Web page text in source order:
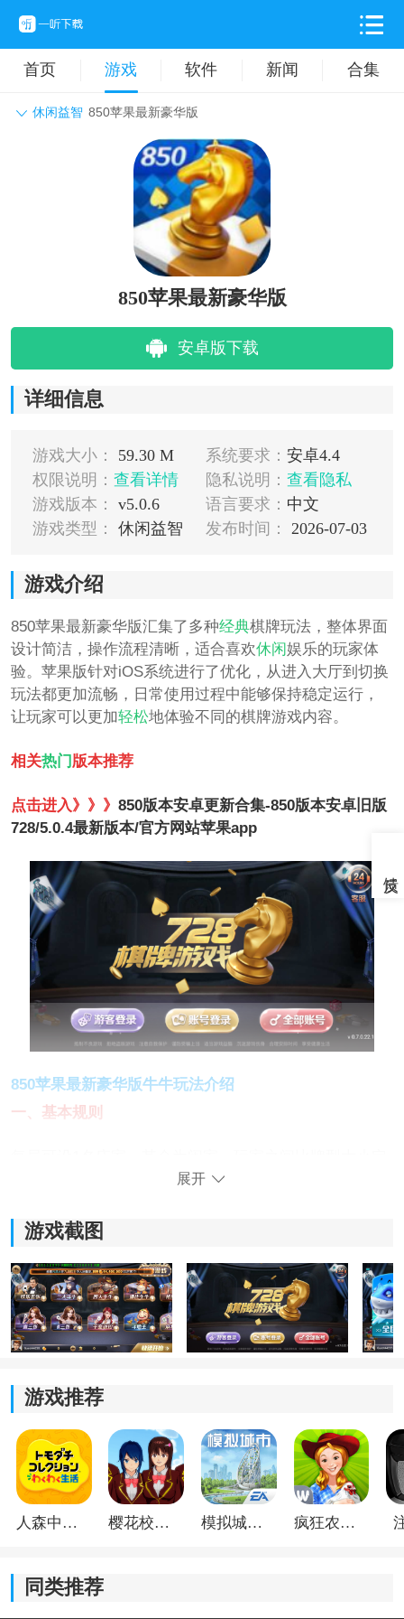
首页 游戏 软件 新闻 合集
休闲益智 850苹果最新豪华版
动作格斗 休闲益智
卡牌对战 音乐舞蹈
挂机养成
850苹果最新豪华版
安卓版下载
详细信息
游戏大小： 59.30 M 系统要求： 安卓4.4
权限说明： 查看详情 隐私说明： 查看隐私
游戏版本：
v5.0.6 语言要求： 中文
游戏类型：
休闲益智 发布时间： 2026-07-03
游戏介绍
850苹果最新豪华版汇集了多种经典棋牌玩法，整体界面
设计简洁，操作流程清晰，适合喜欢休闲娱乐的玩家体
验。苹果版针对iOS系统进行了优化，从进入大厅到切换
玩法都更加流畅，日常使用过程中能够保持稳定运行，
让玩家可以更加轻松地体验不同的棋牌游戏内容。
相关热门 版本推荐
点击进入》》》 850版本安卓更新合集-850版本安卓旧版
728/5.0.4最新版本/官方网站苹果app
850苹果最新豪华版牛牛玩法介绍
一、基本规则
每人发5张牌，花色不影响牌力，只看点数：A=1点，2–
10按牌面数字计，J/Q/K都算10点。
需从5张牌中选出3张，凑成点数之和为10的整数倍（即
10、20、30），这一步叫“成牛”。
剩下2张牌的点数相加，取个位数作为“牛数”，比如相加
低。
二、牌型大小顺序
牌力从大到小依次为：五小牛＞炸弹＞五花牛＞四花牛
五小牛：5张牌点数都小于5，且总和≤10，是最大牌型。
展开
游戏截图
游戏推荐
人森中文版 樱花校园模拟器1.048.00中文版 模拟城市我是巿长联机版 疯狂农场3美国派19
同类推荐